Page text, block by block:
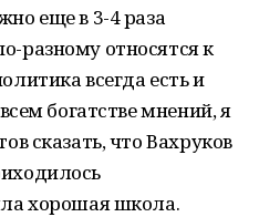
еще в 3-4 раза
разному относятся к
всегда есть и
богатстве мнений, я
сказать, что Вахруков
хорошая школа.